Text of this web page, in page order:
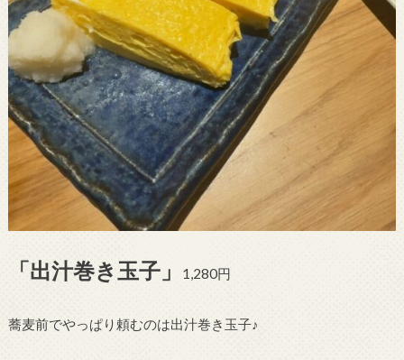
「出汁巻き玉子」 1,280円
蕎麦前でやっぱり頼むのは出汁巻き玉子♪